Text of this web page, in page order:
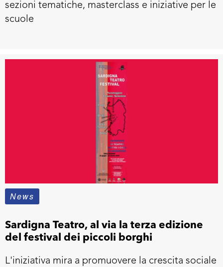
sezioni tematiche, masterclass e iniziative per le
scuole
News
Sardigna Teatro, al via la terza edizione
del festival dei piccoli borghi
L'iniziativa mira a promuovere la crescita sociale